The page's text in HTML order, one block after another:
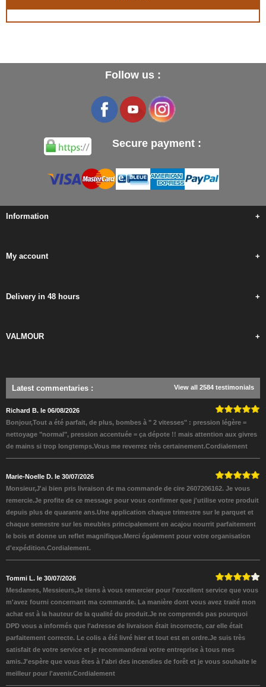
Follow us :
Secure payment :
Information +
My account +
Delivery in 48 hours +
VALMOUR +
Latest commentaries : View all 2584 testimonials
Richard B. le 06/08/2026
Bonjour,Tout a été parfait, de plus, bombes à " 2 vitesses" : pression légère =
nettoyage "normal", pression accentuée = ça dépote !! mais attention aux givres
de mains si trop longtemps.Vous me reverrez très certainement.Cordialement
Marie-Noelle D. le 30/07/2026
Monsieur,J'ai bien pris livraison de ma commande de cire 2607206162. Je vous
remercie.Je profite de ce message pour vous confirmer que j'utilise votre produit
depuis plus de quarante ans.Une application chaque trimestre sur le parquet et
chaque semestre sur les meubles principalement en acajou nourrit parfaitement
le bois et donne un reflet magnifique.Merci également pour votre organisation
d'expédition.Cordialement.
Tommi L. le 30/07/2026
Mesdames, Messieurs,Je tiens à vous remercier pour l'excellent service que vous
m'avez fourni concernant ma commande. La manière dont vous avez traité mon
achat est à la hauteur de la qualité du produit.Je ne comprends pas pourquoi
DPD vous a informés que l'adresse de livraison était incorrecte, car elle était
parfaitement correcte. Le colis a été livré hier et tout est en ordre.Je suis très
satisfait de votre service et je recommanderai votre entreprise à tous mes
amis.J'espère que vous êtes à l'abri des incendies de forêt et je vous souhaite le
meilleur pour l'avenir.Cordialement